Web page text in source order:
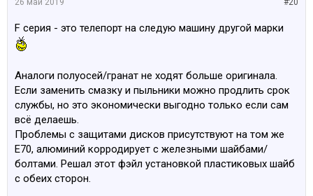
#20
26 май 2019
F серия - это телепорт на следую машину другой марки
Аналоги полуосей/гранат не ходят больше оригинала.
Если заменить смазку и пыльники можно продлить срок
службы, но это экономически выгодно только если сам
всё делаешь.
Проблемы с защитами дисков присутствуют на том же
E70, алюминий корродирует с железными шайбами/
болтами. Решал этот фэйл установкой пластиковых шайб
с обеих сторон.